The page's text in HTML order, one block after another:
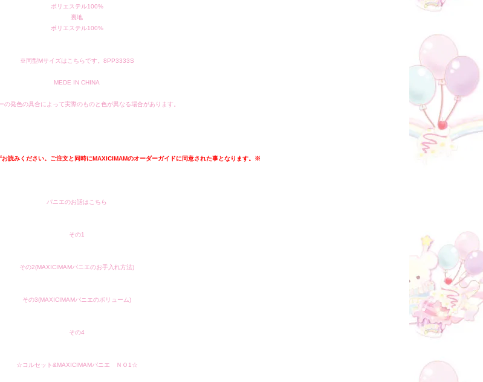
ポリエステル100%
裏地
ポリエステル100%
※ 同型Mサイズはこちらです。8PP3333S
MEDE IN CHINA
の発色の具合によって実際のものと色が異なる場合があります。
みください。ご注文と同時にMAXICIMAMのオーダーガイドに同意された事となります。※
パニエのお話はこちら
その1
その2(MAXICIMAMパニエのお手入れ方法)
その3(MAXICIMAMパニエのボリューム)
その4
☆コルセット&MAXICIMAMパニエ ＮＯ1☆